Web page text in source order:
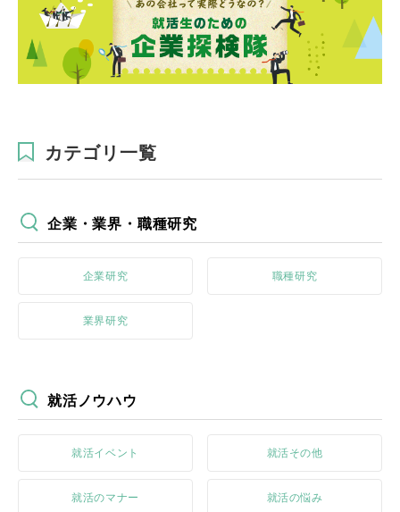
カテゴリ一覧
企業・業界・職種研究
企業研究 職種研究
業界研究
就活ノウハウ
就活イベント 就活その他
就活のマナー 就活の悩み